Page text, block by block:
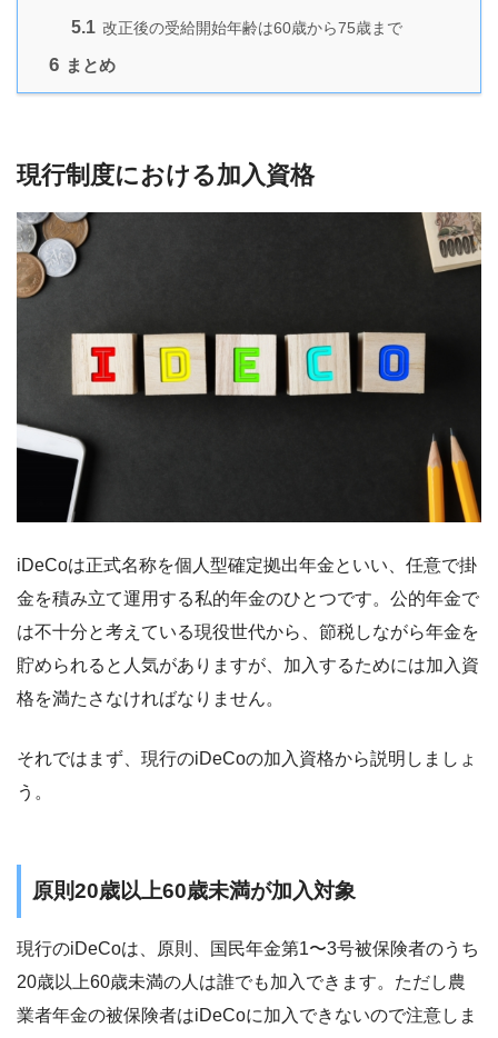
5.1 改正後の受給開始年齢は60歳から75歳まで
6 まとめ
現行制度における加入資格
iDeCoは正式名称を個人型確定拠出年金といい、任意で掛
金を積み立て運用する私的年金のひとつです。公的年金で
は不十分と考えている現役世代から、節税しながら年金を
貯められると人気がありますが、加入するためには加入資
格を満たさなければなりません。
それではまず、現行のiDeCoの加入資格から説明しましょ
う。
原則20歳以上60歳未満が加入対象
現行のiDeCoは、原則、国民年金第1〜3号被保険者のうち
20歳以上60歳未満の人は誰でも加入できます。ただし農
業者年金の被保険者はiDeCoに加入できないので注意しま